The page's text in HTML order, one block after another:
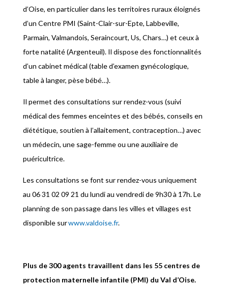
d’Oise, en particulier dans les territoires ruraux éloignés
d’un Centre PMI (Saint-Clair-sur-Epte, Labbeville,
Parmain, Valmandois, Seraincourt, Us, Chars…) et ceux à
forte natalité (Argenteuil). Il dispose des fonctionnalités
d’un cabinet médical (table d’examen gynécologique,
table à langer, pèse bébé…).
Il permet des consultations sur rendez-vous (suivi
médical des femmes enceintes et des bébés, conseils en
diététique, soutien à l’allaitement, contraception…) avec
un médecin, une sage-femme ou une auxiliaire de
puéricultrice.
Les consultations se font sur rendez-vous uniquement
au 06 31 02 09 21 du lundi au vendredi de 9h30 à 17h. Le
planning de son passage dans les villes et villages est
disponible surwww.valdoise.fr.
Plus de 300 agents travaillent dans les 55 centres de
protection maternelle infantile (PMI) du Val d’Oise.